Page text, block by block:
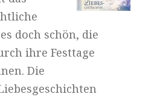
doch schön, die
ihre Festtage
Die